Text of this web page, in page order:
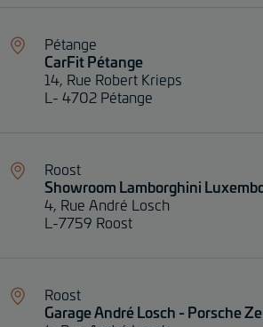
Pétange
CarFit Pétange
14, Rue Robert Krieps
L- 4702 Pétange
Roost
Showroom Lamborghini
4, Rue André Losch
L-7759 Roost
Roost
Garage André Losch - Porsche